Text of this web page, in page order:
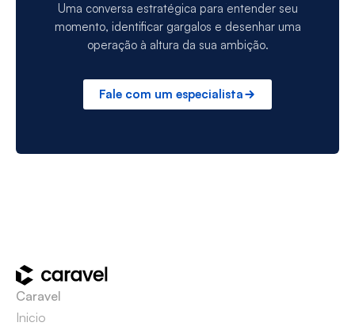
Uma conversa estratégica para entender seu
momento, identificar gargalos e desenhar uma
operação à altura da sua ambição.
Fale com um especialista
Caravel
Inicio